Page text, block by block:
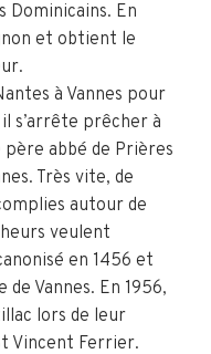
Dominicains. En
et obtient le
à Vannes pour
s’arrête prêcher à
père abbé de Prières
Très vite, de
autour de
veulent
en 1456 et
Vannes. En 1956,
lors de leur
Vincent Ferrier.